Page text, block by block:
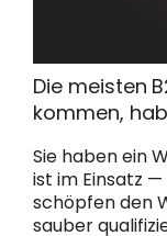
Die meisten
kommen,
Sie haben ein
ist im Einsatz
schöpfen den
sauber